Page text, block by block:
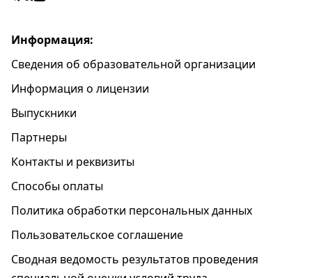
Информация:
Сведения об образовательной организации
Информация о лицензии
Выпускники
Партнеры
Контакты и реквизиты
Способы оплаты
Политика обработки персональных данных
Пользовательское соглашение
Cводная ведомость результатов проведения